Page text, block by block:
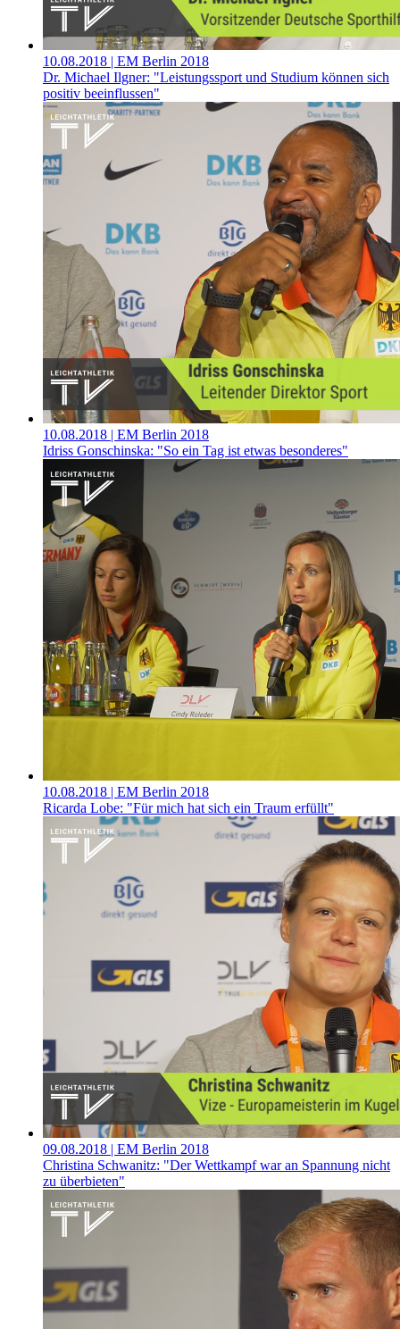
10.08.2018 | EM Berlin 2018
Dr. Michael Ilgner: "Leistungssport und Studium können sich
positiv beeinflussen"
10.08.2018 | EM Berlin 2018
Idriss Gonschinska: "So ein Tag ist etwas besonderes"
10.08.2018 | EM Berlin 2018
Ricarda Lobe: "Für mich hat sich ein Traum erfüllt"
09.08.2018 | EM Berlin 2018
Christina Schwanitz: "Der Wettkampf war an Spannung nicht
zu überbieten"